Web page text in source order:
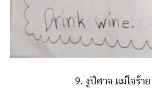
9. งูปีศาจ แม่ใจร้าย